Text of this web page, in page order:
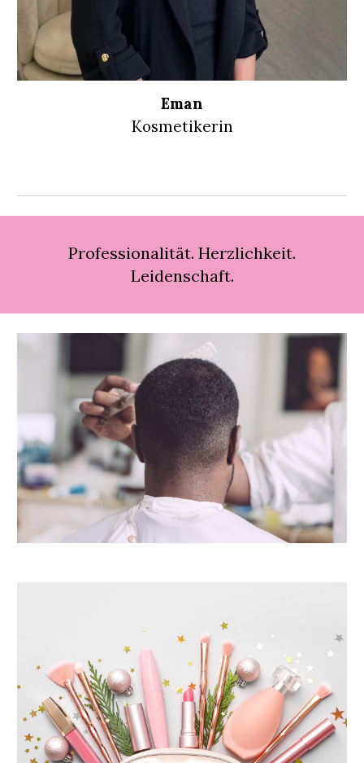
Eman
Kosmetikerin
Professionalität. Herzlichkeit.
Leidenschaft.